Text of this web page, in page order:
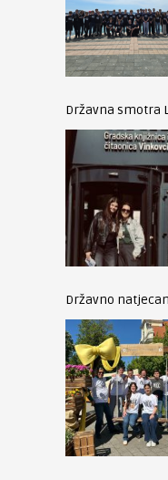
Državna smotra
Državno